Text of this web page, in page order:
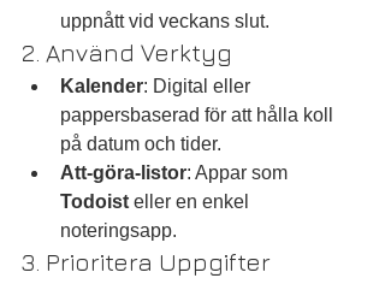
uppnått vid veckans slut.
2. Använd Verktyg
Kalender: Digital eller
pappersbaserad för att hålla koll
på datum och tider.
Att-göra-listor: Appar som
Todoist eller en enkel
noteringsapp.
3. Prioritera Uppgifter